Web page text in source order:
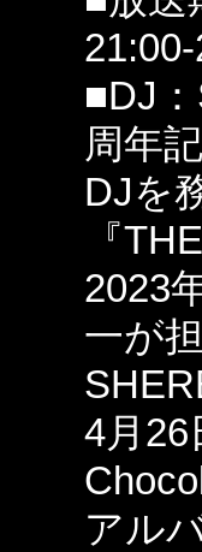
■DJ
周年
DJを
『
2023
一が
4月26
アル